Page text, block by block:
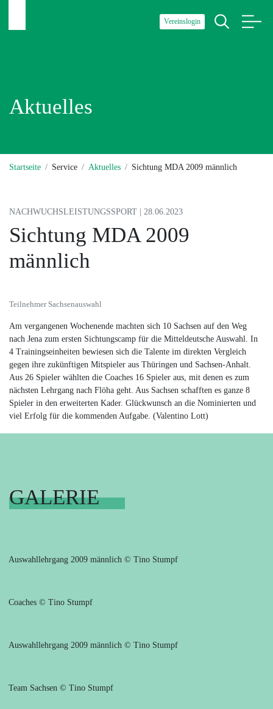
Vereinslogin
Aktuelles
Startseite Service Aktuelles Sichtung MDA 2009 männlich
NACHWUCHSLEISTUNGSSPORT | 28.06.2023
Sichtung MDA 2009
männlich
Teilnehmer Sachsenauswahl
Am vergangenen Wochenende machten sich 10 Sachsen auf den Weg
nach Jena zum ersten Sichtungscamp für die Mitteldeutsche Auswahl. In
4 Trainingseinheiten bewiesen sich die Talente im direkten Vergleich
gegen ihre zukünftigen Mitspieler aus Thüringen und Sachsen-Anhalt.
Aus 26 Spieler wählten die Coaches 16 Spieler aus, mit denen es zum
nächsten Lehrgang nach Flöha geht. Aus Sachsen schafften es ganze 8
Spieler in den erweiterten Kader. Glückwunsch an die Nominierten und
viel Erfolg für die kommenden Aufgabe. (Valentino Lott)
GALERIE
Auswahllehrgang 2009 männlich © Tino Stumpf
Coaches © Tino Stumpf
Auswahllehrgang 2009 männlich © Tino Stumpf
Team Sachsen © Tino Stumpf